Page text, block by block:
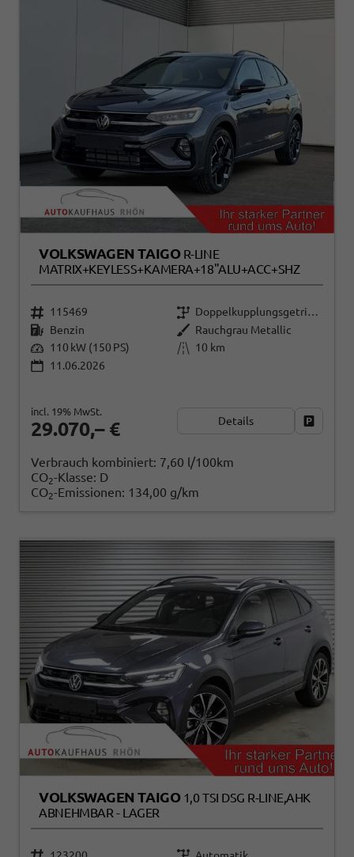
VOLKSWAGEN TAIGO R-LINE
MATRIX+KEYLESS+KAMERA+18"ALU+ACC+SHZ
115469
Doppelkupplungsgetriebe (DSG)
Benzin
Rauchgrau Metallic
110 kW (150 PS)
10 km
11.06.2026
29.070,– €
incl. 19% MwSt.
Details
Verbrauch kombiniert: 7,60 l/100km
CO2-Klasse: D
CO2-Emissionen: 134,00 g/km
VOLKSWAGEN TAIGO 1,0 TSI DSG R-LINE,AHK
ABNEHMBAR - LAGER